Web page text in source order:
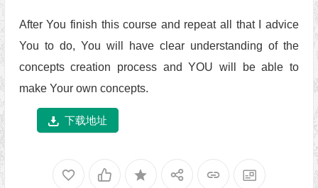
After You finish this course and repeat all that I advice
You to do, You will have clear understanding of the
concepts creation process and YOU will be able to
make Your own concepts.
下载地址